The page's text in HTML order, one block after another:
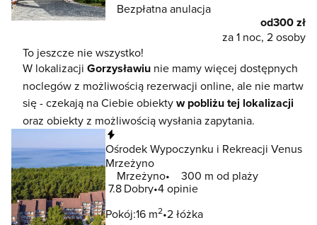
Bezpłatna anulacja
od300 zł
za 1 noc, 2 osoby
To jeszcze nie wszystko!
W lokalizacji Gorzysławiu nie mamy więcej dostępnych
noclegów z możliwością rezerwacji online, ale nie martw
się - czekają na Ciebie obiektyw pobliżu tej lokalizacji
oraz obiekty z możliwością wysłania zapytania.
Ośrodek Wypoczynku i Rekreacji Venus
Mrzeżyno
Mrzeżyno
300 m od plaży
7.8 Dobry 4 opinie
Pokój:16 m2 2 łóżka